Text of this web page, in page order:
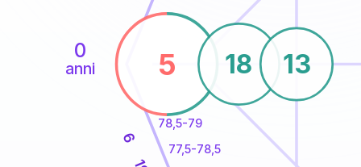
0
anni
77,5-78,5
78,5-79
6
5 18 13